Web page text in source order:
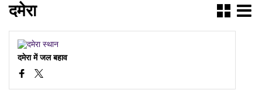
दमेरा
दमेरा में जल बहाव